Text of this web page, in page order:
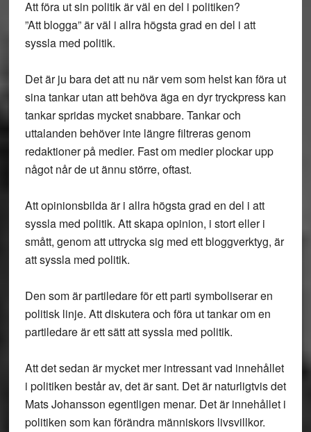
Att föra ut sin politik är väl en del i politiken?
”Att blogga” är väl i allra högsta grad en del i att
syssla med politik.
Det är ju bara det att nu när vem som helst kan föra ut
sina tankar utan att behöva äga en dyr tryckpress kan
tankar spridas mycket snabbare. Tankar och
uttalanden behöver inte längre filtreras genom
redaktioner på medier. Fast om medier plockar upp
något når de ut ännu större, oftast.
Att opinionsbilda är i allra högsta grad en del i att
syssla med politik. Att skapa opinion, i stort eller i
smått, genom att uttrycka sig med ett bloggverktyg, är
att syssla med politik.
Den som är partiledare för ett parti symboliserar en
politisk linje. Att diskutera och föra ut tankar om en
partiledare är ett sätt att syssla med politik.
Att det sedan är mycket mer intressant vad innehållet
i politiken består av, det är sant. Det är naturligtvis det
Mats Johansson egentligen menar. Det är innehållet i
politiken som kan förändra människors livsvillkor.